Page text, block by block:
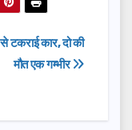
टकराई कार, दो की
मौत एक गम्भीर